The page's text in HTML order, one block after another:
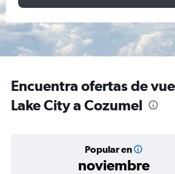
Encuentra ofertas de
Lake City a Cozumel
Popular en
noviembre